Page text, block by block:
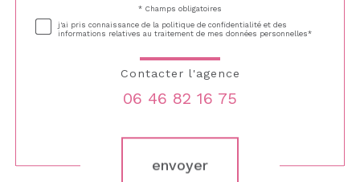
* Champs obligatoires
j'ai pris connaissance de la politique de confidentialité et des
informations relatives au traitement de mes données personnelles*
Contacter l'agence
06 46 82 16 75
envoyer